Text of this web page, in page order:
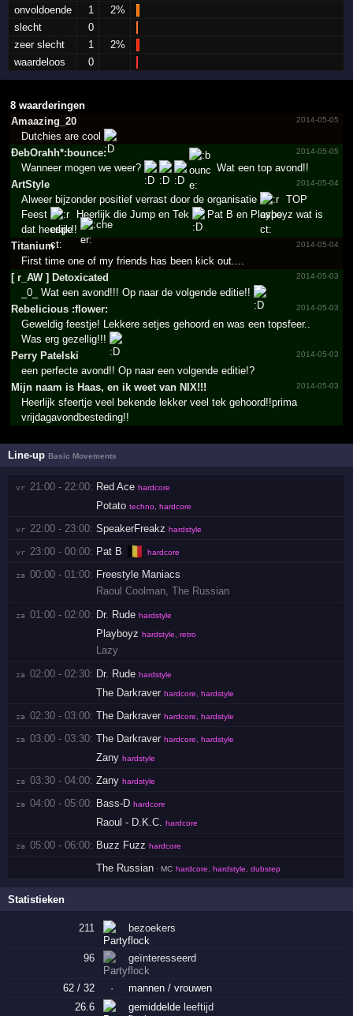
onvoldoende
1
2%
slecht
0
zeer slecht
1
2%
waardeloos
0
8 waarderingen
Amaazing_20
2014-05-05
Dutchies are cool
ÐebOrahh*­:bounce:
2014-05-05
Wanneer mogen we weer?
Wat een top avond!!
ArtStyle
2014-05-04
Alweer bijzonder positief verrast door de organisatie
TOP
Feest
Heerlijk die Jump en Tek
Pat B en Playboyz wat is
dat heerlijk!!
Titanium
2014-05-04
First time one of my friends has been kick out....
[ r_­AW ] Detoxicated
2014-05-03
_0_ Wat een avond!!! Op naar de volgende editie!!
Rebelicious :flower:
2014-05-03
Geweldig feestje! Lekkere setjes gehoord en was een topsfeer..
Was erg gezellig!!!
Perry Patelski
2014-05-03
een perfecte avond!! Op naar een volgende editie!?
Mijn naam is Haas, en ik weet van NIX!!!­
2014-05-03
Heerlijk sfeertje veel bekende lekker veel tek gehoord!!prima
vrijdagavondbesteding!!
Line-upBasic Movements
vr 21:00 - 22:00: Red Ace hardcore
Potato techno, hardcore
vr 22:00 - 23:00: SpeakerFreakz hardstyle
vr 23:00 - 00:00: Pat B 🇧🇪 hardcore
za 00:00 - 01:00: Freestyle Maniacs
Raoul Coolman,The Russian
za 01:00 - 02:00: Dr. Rude hardstyle
Playboyz hardstyle, retro
Lazy
za 02:00 - 02:30: Dr. Rude hardstyle
The Darkraver hardcore, hardstyle
za 02:30 - 03:00: The Darkraver hardcore, hardstyle
za 03:00 - 03:30: The Darkraver hardcore, hardstyle
Zany hardstyle
za 03:30 - 04:00: Zany hardstyle
za 04:00 - 05:00: Bass-D hardcore
Raoul - D.K.C. hardcore
za 05:00 - 06:00: Buzz Fuzz hardcore
The Russian · MC hardcore, hardstyle, dubstep
Statistieken
211 bezoekers
96 geïnteresseerd
62 / 32 ·
mannen / vrouwen
26.6
gemiddelde leeftijd